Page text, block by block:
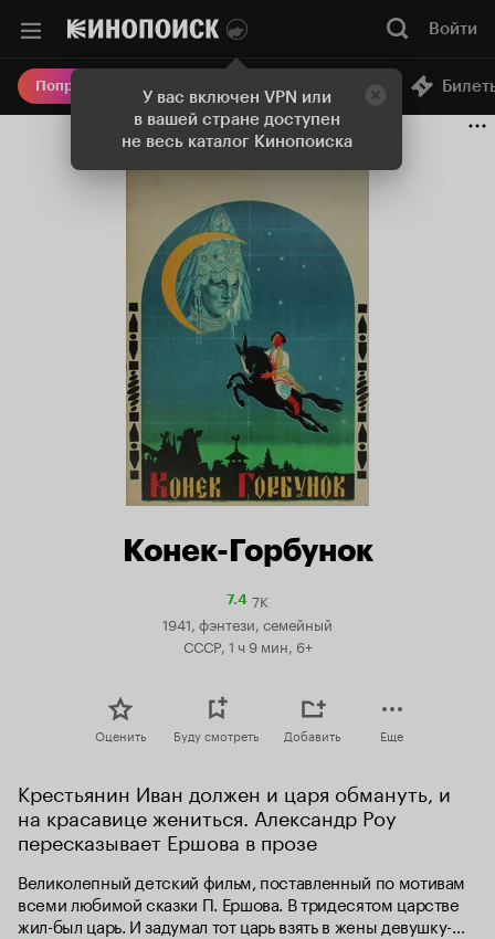
У вас включен VPN или
в вашей стране доступен
не весь каталог Кинопоиска
Войти
Попробовать Плюс Онлайн-кинотеатр
Конек-Горбунок
7.4Рейтинг
Кинопоиска
7.4
7K
1941, фэнтези, семейный
СССР, 1 ч 9 мин, 6+
Оценить Буду смотреть Добавить Еще
Крестьянин Иван должен и царя обмануть, и
на красавице жениться. Александр Роу
пересказывает Ершова в прозе
Великолепный детский фильм, поставленный по мотивам
всеми любимой сказки П. Ершова. В тридесятом царстве
жил-был царь. И задумал тот царь взять в жены девушку-